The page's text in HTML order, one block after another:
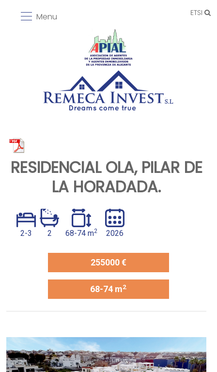
ETSI
Menu
RESIDENCIAL OLA, PILAR DE
LA HORADADA.
2-3 2 68-74 m2 2026
255000 €
68-74 m2